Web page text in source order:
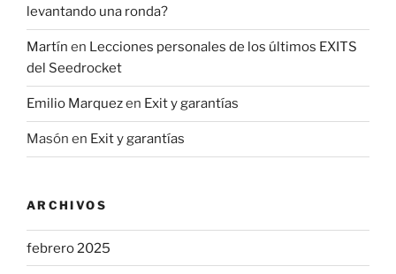
levantando una ronda?
Martín en Lecciones personales de los últimos EXITS
del Seedrocket
Emilio Marquezen Exit y garantías
Masón en Exit y garantías
ARCHIVOS
febrero 2025